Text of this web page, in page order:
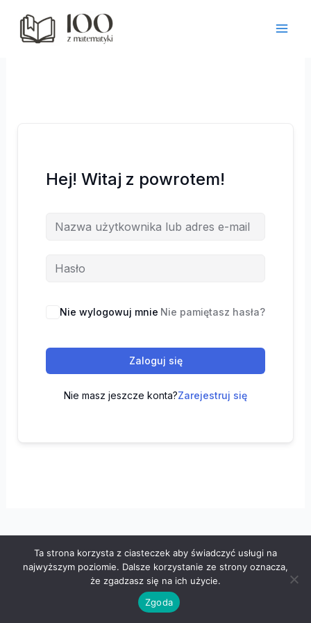
treści
Hej! Witaj z powrotem!
Nie wylogowuj mnie Nie pamiętasz hasła?
Zaloguj się
Nie masz jeszcze konta?Zarejestruj się
Wszelkie prawa zastrzeżone © 2026 "100 z matematyki" -
Polityka prywatności- Regulamin
Ta strona korzysta z ciasteczek aby świadczyć usługi na
najwyższym poziomie. Dalsze korzystanie ze strony oznacza,
że zgadzasz się na ich użycie.
Zgoda